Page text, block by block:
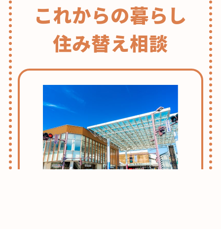
これからの暮らし
住み替え相談